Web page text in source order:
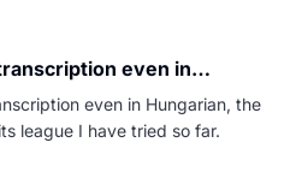
even in…
even in Hungarian, the
league I have tried so far.